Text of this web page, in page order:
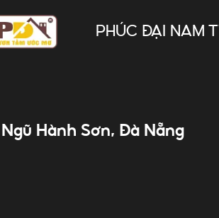
PHÚC ĐẠI NAM
Hành Sơn, Đà Nẵng